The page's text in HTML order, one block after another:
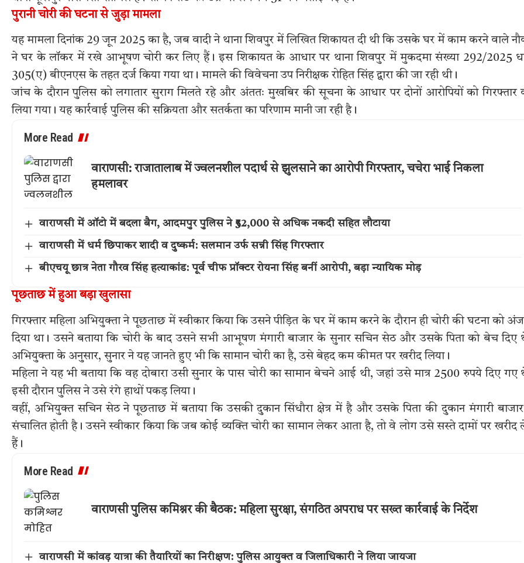
पुरानी चोरी की घटना से जुड़ा मामला
यह मामला दिनांक 29 जून 2025 का है, जब वादी ने थाना शिवपुर में लिखित शिकायत दी थी कि उसके घर में काम करने वाले
ने घर के लॉकर में रखे आभूषण चोरी कर लिए हैं। इस शिकायत के आधार पर थाना शिवपुर में मुकदमा संख्या 292/2025
305(ए) बीएनएस के तहत दर्ज किया गया था। मामले की विवेचना उप निरीक्षक रोहित सिंह द्वारा की जा रही थी।
जांच के दौरान पुलिस को लगातार सुराग मिलते रहे और अंततः मुखबिर की सूचना के आधार पर दोनों आरोपियों को गिरफ्तार
लिया गया। यह कार्रवाई पुलिस की सक्रियता और सतर्कता का परिणाम मानी जा रही है।
More Read
वाराणसी: राजातालाब में ज्वलनशील पदार्थ से झुलसाने का आरोपी गिरफ्तार, चचेरा भाई निकला
हमलावर
वाराणसी में ऑटो में बदला बैग, आदमपुर पुलिस ने ₹52,000 से अधिक नकदी सहित लौटाया
वाराणसी में धर्म छिपाकर शादी व दुष्कर्म: सलमान उर्फ सन्नी सिंह गिरफ्तार
बीएचयू छात्र नेता गौरव सिंह हत्याकांड: पूर्व चीफ प्रॉक्टर रोयना सिंह बनीं आरोपी, बड़ा न्यायिक मोड़
पूछताछ में हुआ बड़ा खुलासा
गिरफ्तार महिला अभियुक्ता ने पूछताछ में स्वीकार किया कि उसने पीड़ित के घर में काम करने के दौरान ही चोरी की घटना को
दिया था। उसने बताया कि चोरी के बाद उसने सभी आभूषण मंगारी बाजार के सुनार सचिन सेठ और उसके पिता को बेच दिए
अभियुक्ता के अनुसार, सुनार ने यह जानते हुए भी कि सामान चोरी का है, उसे बेहद कम कीमत पर खरीद लिया।
महिला ने यह भी बताया कि वह दोबारा उसी सुनार के पास चोरी का सामान बेचने आई थी, जहां उसे मात्र 2500 रुपये दिए गए
इसी दौरान पुलिस ने उसे रंगे हाथों पकड़ लिया।
वहीं, अभियुक्त सचिन सेठ ने पूछताछ में बताया कि उसकी दुकान सिंधौरा क्षेत्र में है और उसके पिता की दुकान मंगारी
संचालित होती है। उसने स्वीकार किया कि जब कोई व्यक्ति चोरी का सामान लेकर आता है, तो वे लोग उसे सस्ते दामों पर खरीद
हैं।
More Read
वाराणसी पुलिस कमिश्नर की बैठक: महिला सुरक्षा, संगठित अपराध पर सख्त कार्रवाई के निर्देश
वाराणसी में कांवड़ यात्रा की तैयारियों का निरीक्षण: पुलिस आयुक्त व जिलाधिकारी ने लिया जायजा